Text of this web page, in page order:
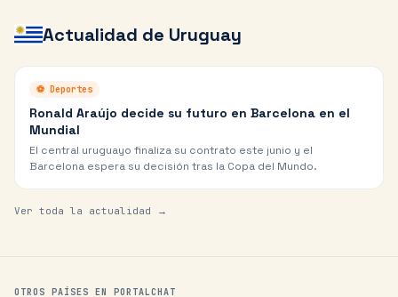
Actualidad de Uruguay
⚽ Deportes
Ronald Araújo decide su futuro en Barcelona en el
Mundial
El central uruguayo finaliza su contrato este junio y el
Barcelona espera su decisión tras la Copa del Mundo.
Ver toda la actualidad →
OTROS PAÍSES EN PORTALCHAT